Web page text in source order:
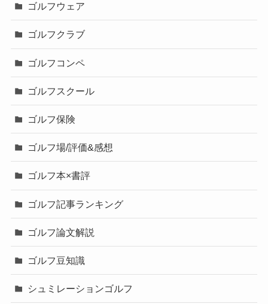
ゴルフウェア
ゴルフクラブ
ゴルフコンペ
ゴルフスクール
ゴルフ保険
ゴルフ場/評価&感想
ゴルフ本×書評
ゴルフ記事ランキング
ゴルフ論文解説
ゴルフ豆知識
シュミレーションゴルフ